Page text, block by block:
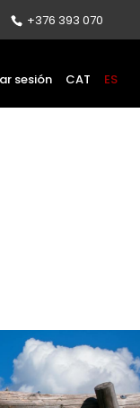
+376 393 070
sesión CAT ES